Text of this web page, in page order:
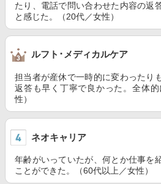
たり、電話で問い合わせた内容の返
と感じた。（20代／女性）
ルフト･メディカルケア
担当者が産休で一時的に変わったり
返答も早く丁寧で良かった。全体
性）
ネオキャリア
年齢がいっていたが、何とか仕事を
ことができた。（60代以上／女性）